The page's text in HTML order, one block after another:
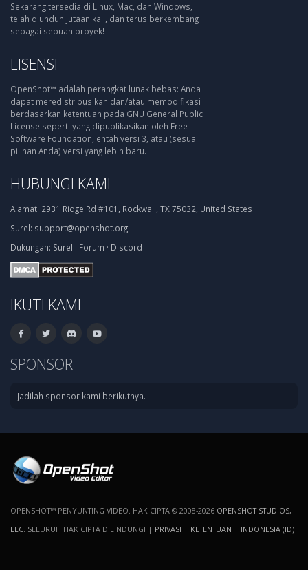
Sekarang tersedia di Linux, Mac, dan Windows,
telah diunduh jutaan kali, dan terus berkembang
sebagai sebuah proyek!
LISENSI
OpenShot™ adalah perangkat lunak bebas: Anda
dapat meredistribusikan dan/atau memodifikasi
berdasarkan ketentuan pada GNU General Public
License seperti yang dipublikasikan oleh Free
Software Foundation, entah versi 3, atau (sesuai
pilihan Anda) versi yang lebih baru.
HUBUNGI KAMI
Alamat: 2931 Ridge Rd #101, Rockwall, TX 75032, United States
Surel: support@openshot.org
Dukungan: Surel · Forum · Discord
IKUTI KAMI
SPONSOR
Jadilah sponsor kami berikutnya.
OPENSHOT™ PENYUNTING VIDEO. HAK CIPTA © 2008-2026 OPENSHOT STUDIOS,
LLC . SELURUH HAK CIPTA DILINDUNGI | PRIVASI | KETENTUAN | INDONESIA (ID)